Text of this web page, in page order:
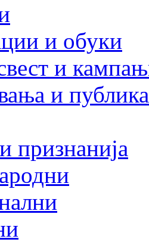
и обуки
и
и
признанија